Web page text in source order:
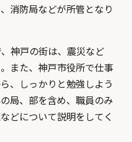
消防局などが所管となり
神戸の街は、震災など
また、神戸市役所で仕事
、しっかりと勉強しよう
局、部を含め、職員のみ
どについて説明をしてく